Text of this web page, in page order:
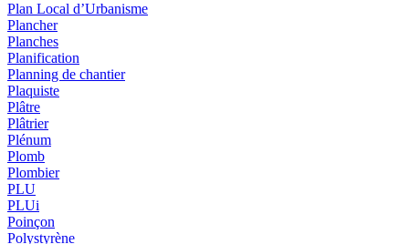
Plan Local d’Urbanisme
Plancher
Planches
Planification
Planning de chantier
Plaquiste
Plâtre
Plâtrier
Plénum
Plomb
Plombier
PLU
PLUi
Poinçon
Polystyrène